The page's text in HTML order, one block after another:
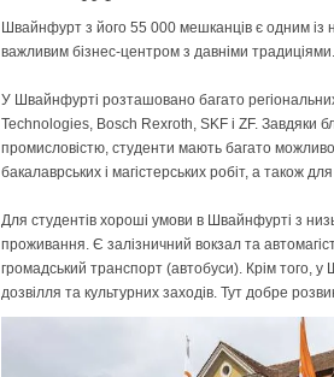
Швайнфурт з його 55 000 мешканців є одним із
важливим бізнес-центром з давніми традиціями.
У Швайнфурті розташовано багато
Technologies, Bosch Rexroth, SKF і ZF. Завдяки
промисловістю, студенти мають багато
бакалаврських і магістерських робіт, а також
Для студентів хороші умови в Швайнфурті з
проживання. Є залізничний вокзал та
громадський транспорт (автобуси). Крім того,
дозвілля та культурних заходів. Тут добре